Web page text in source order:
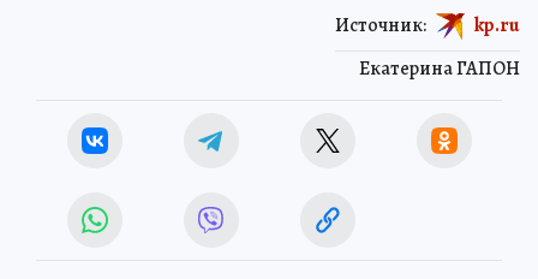
Екатерина ГАПОН
Источник: kp.ru